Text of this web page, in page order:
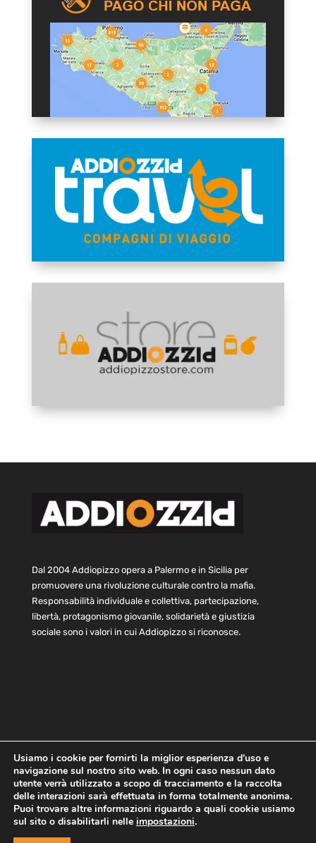
Dal 2004 Addiopizzo opera a Palermo e in Sicilia per
promuovere una rivoluzione culturale contro la mafia.
Responsabilità individuale e collettiva, partecipazione,
libertà, protagonismo giovanile, solidarietà e giustizia
sociale sono i valori in cui Addiopizzo si riconosce.
Home Statuto e bilancio
Contatti
Privacy
Cookie Child Protection Policy
Copyright © 2021 AddioPizzo | Tutti i diritti riservati | Sede
Usiamo i cookie per fornirti la miglior esperienza d'uso e
navigazione sul nostro sito web. In ogni caso nessun dato
utente verrà utilizzato a scopo di tracciamento e la raccolta
delle interazioni sarà effettuata in forma totalmente anonima.
Puoi trovare altre informazioni riguardo a quali cookie usiamo
sul sito o disabilitarli nelle impostazioni.